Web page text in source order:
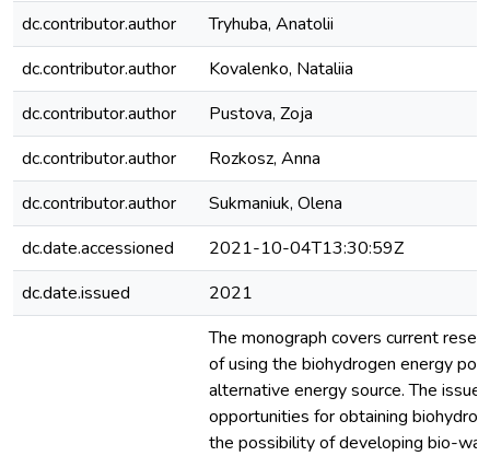
dc.contributor.author
Tryhuba, Anatolii
dc.contributor.author
Kovalenko, Nataliia
dc.contributor.author
Pustova, Zoja
dc.contributor.author
Rozkosz, Anna
dc.contributor.author
Sukmaniuk, Olena
dc.date.accessioned
2021-10-04T13:30:59Z
dc.date.issued
2021
The monograph covers current
of using the biohydrogen energy
alternative energy source. The
opportunities for obtaining
the possibility of developing bio-